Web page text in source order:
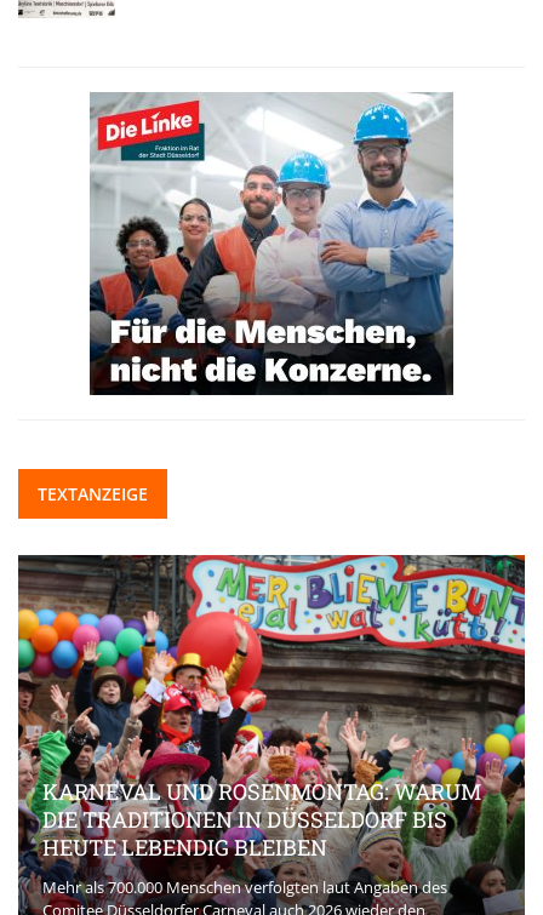
TEXTANZEIGE
KARNEVAL UND ROSENMONTAG: WARUM
DIE TRADITIONEN IN DÜSSELDORF BIS
HEUTE LEBENDIG BLEIBEN
Mehr als 700.000 Menschen verfolgten laut Angaben des
Comitee Düsseldorfer Carneval auch 2026 wieder den